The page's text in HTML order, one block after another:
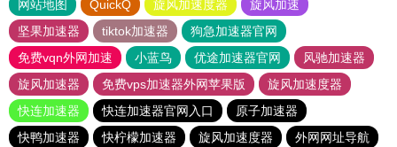
网站地图 QuickQ 旋风加速度器
旋风加速
坚果加速器
tiktok加速器
狗急加速器官网
免费vqn外网加速
小蓝鸟 优途加速器官网
风驰加速器
旋风加速器
免费vps加速器外网苹果版
旋风加速度器
快连加速器
快连加速器官网入口
原子加速器
快鸭加速器
快柠檬加速器 旋风加速度器
外网网址导航